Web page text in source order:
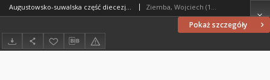
Pokaż szczegóły
Augustowsko-suwalska część diecezji ełckiej : charakterystyka administracyjno-duszpasterska Ziemba, Wojciech (1941- )